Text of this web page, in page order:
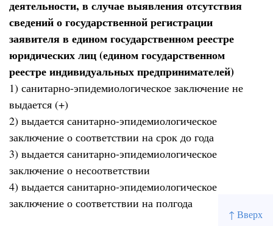
↑ Вверх
деятельности, в случае выявления отсутствия
сведений о государственной регистрации
заявителя в едином государственном реестре
юридических лиц (едином государственном
реестре индивидуальных предпринимателей)
1) санитарно-эпидемиологическое заключение не
выдается (+)
2) выдается санитарно-эпидемиологическое
заключение о соответствии на срок до года
3) выдается санитарно-эпидемиологическое
заключение о несоответствии
4) выдается санитарно-эпидемиологическое
заключение о соответствии на полгода